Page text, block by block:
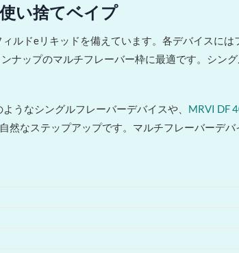
い捨てベイプ
ドeリキッドを備えています。各デバイスに
ナップのマルチフレーバー枠に最適です。シン
ようなシングルフレーバーデバイスや、 MRVI DF
なステップアップです。マルチフレーバーデ